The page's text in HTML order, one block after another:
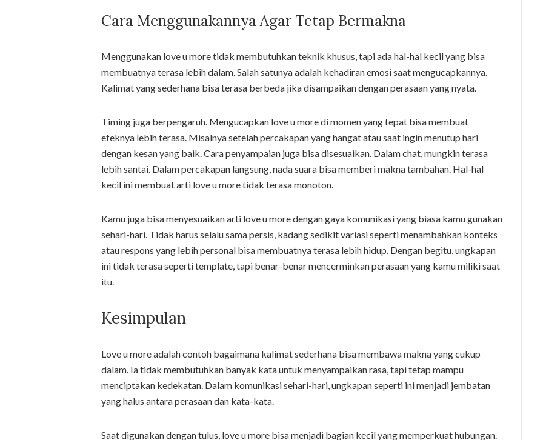
Cara Menggunakannya Agar Tetap Bermakna
Menggunakan love u more tidak membutuhkan teknik khusus, tapi ada hal-hal kecil yang bisa
membuatnya terasa lebih dalam. Salah satunya adalah kehadiran emosi saat mengucapkannya.
Kalimat yang sederhana bisa terasa berbeda jika disampaikan dengan perasaan yang nyata.
Timing juga berpengaruh. Mengucapkan love u more di momen yang tepat bisa membuat
efeknya lebih terasa. Misalnya setelah percakapan yang hangat atau saat ingin menutup hari
dengan kesan yang baik. Cara penyampaian juga bisa disesuaikan. Dalam chat, mungkin terasa
lebih santai. Dalam percakapan langsung, nada suara bisa memberi makna tambahan. Hal-hal
kecil ini membuat arti love u more tidak terasa monoton.
Kamu juga bisa menyesuaikan arti love u more dengan gaya komunikasi yang biasa kamu gunakan
sehari-hari. Tidak harus selalu sama persis, kadang sedikit variasi seperti menambahkan konteks
atau respons yang lebih personal bisa membuatnya terasa lebih hidup. Dengan begitu, ungkapan
ini tidak terasa seperti template, tapi benar-benar mencerminkan perasaan yang kamu miliki saat
itu.
Kesimpulan
Love u more adalah contoh bagaimana kalimat sederhana bisa membawa makna yang cukup
dalam. Ia tidak membutuhkan banyak kata untuk menyampaikan rasa, tapi tetap mampu
menciptakan kedekatan. Dalam komunikasi sehari-hari, ungkapan seperti ini menjadi jembatan
yang halus antara perasaan dan kata-kata.
Saat digunakan dengan tulus, love u more bisa menjadi bagian kecil yang memperkuat hubungan.